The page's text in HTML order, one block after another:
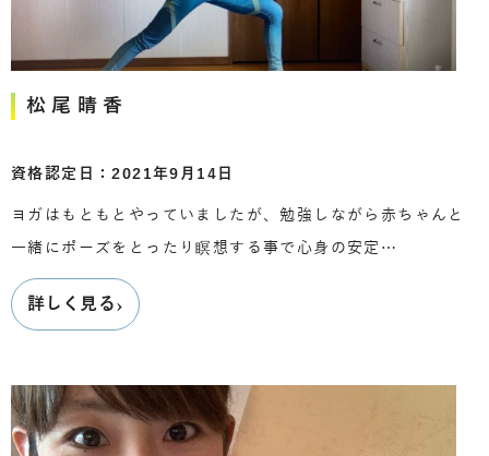
松尾晴香
資格認定日：2021年9月14日
ヨガはもともとやっていましたが、勉強しながら赤ちゃんと
一緒にポーズをとったり瞑想する事で心身の安定…
詳しく見る›